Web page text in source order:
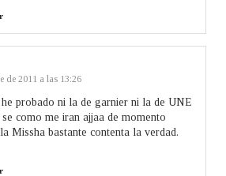
de 2011 a las 13:26
probado ni la de garnier ni la de UNE
como me iran ajjaa de momento
Missha bastante contenta la verdad.